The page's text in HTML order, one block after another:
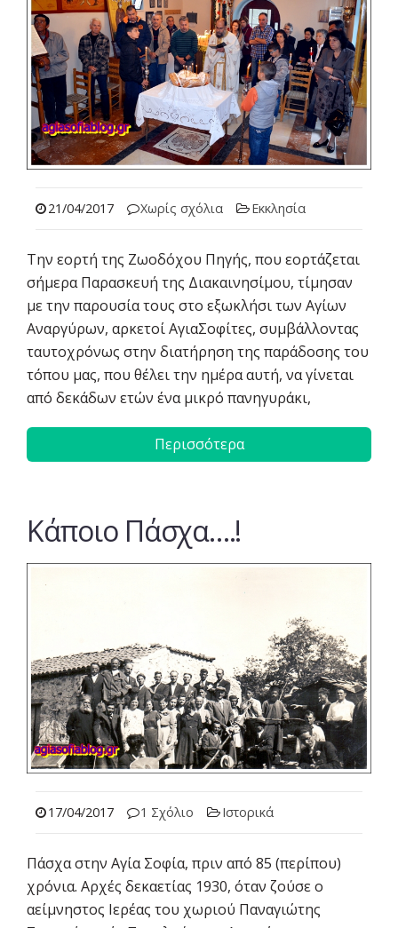
21/04/2017 Χωρίς σχόλια Εκκλησία
Την εορτή της Ζωοδόχου Πηγής, που εορτάζεται
σήμερα Παρασκευή της Διακαινησίμου, τίμησαν
με την παρουσία τους στο εξωκλήσι των Αγίων
Αναργύρων, αρκετοί ΑγιαΣοφίτες, συμβάλλοντας
ταυτοχρόνως στην διατήρηση της παράδοσης του
τόπου μας, που θέλει την ημέρα αυτή, να γίνεται
από δεκάδων ετών ένα μικρό πανηγυράκι,
Περισσότερα
Κάποιο Πάσχα….!
17/04/2017 1 Σχόλιο Ιστορικά
Πάσχα στην Αγία Σοφία, πριν από 85 (περίπου)
χρόνια. Αρχές δεκαετίας 1930, όταν ζούσε ο
αείμνηστος Ιερέας του χωριού Παναγιώτης